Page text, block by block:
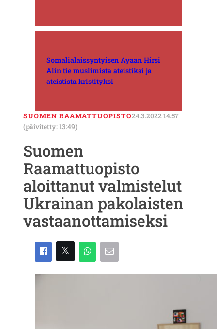
Somalialaissyntyisen Ayaan Hirsi
Alin tie muslimista ateistiksi ja
ateistista kristityksi
SUOMEN RAAMATTUOPISTO24.3.2022 14:57
(päivitetty: 13:49)
Suomen
Raamattuopisto
aloittanut valmistelut
Ukrainan pakolaisten
vastaanottamiseksi